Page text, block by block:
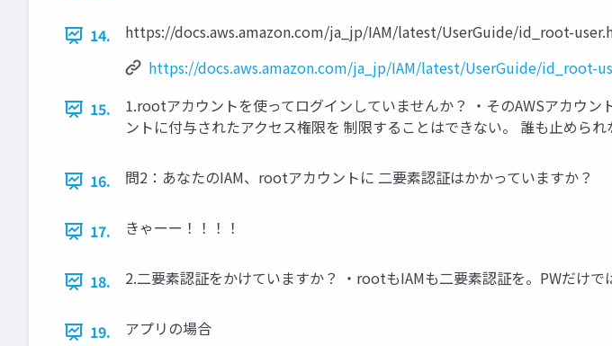
14.
https://docs.aws.amazon.com/ja_jp/IAM/latest/UserGuide/id_root-
https://docs.aws.amazon.com/ja_jp/IAM/latest/UserGuide/id_root-
15.
1.rootアカウントを使ってログインしていませんか？ ・そのAWSアカウ
ントに付与されたアクセス権限を 制限することはできない。 誰も止められ
16. 問2：あなたのIAM、rootアカウントに 二要素認証はかかっていますか？
17. きゃーー！！！！
18. 2.二要素認証をかけていますか？ ・rootもIAMも二要素認証を。PWだけ
19. アプリの場合